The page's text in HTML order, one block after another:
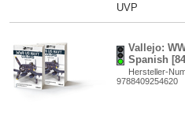
UVP
Vallejo:
Spanish
Hersteller-
9788409254620